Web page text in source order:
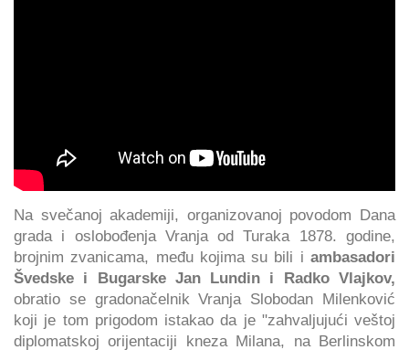
Na svečanoj akademiji, organizovanoj povodom Dana
grada i oslobođenja Vranja od Turaka 1878. godine,
brojnim zvanicama, među kojima su bili i ambasadori
Švedske i BugarskeJan Lundin i Radko Vlajkov,
obratio se gradonačelnik Vranja Slobodan Milenković
koji je tom prigodom istakao da je "zahvaljujući veštoj
diplomatskoj orijentaciji kneza Milana, na Berlinskom